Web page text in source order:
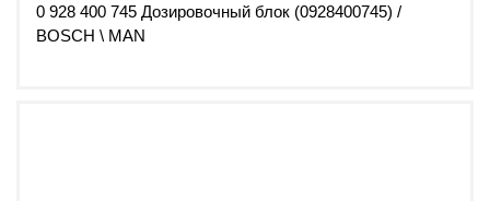
0 928 400 745 Дозировочный блок (0928400745) /
BOSCH \ MAN